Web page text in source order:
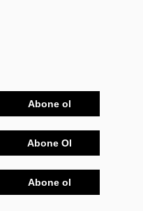
Abone ol
Abone Ol
Abone ol